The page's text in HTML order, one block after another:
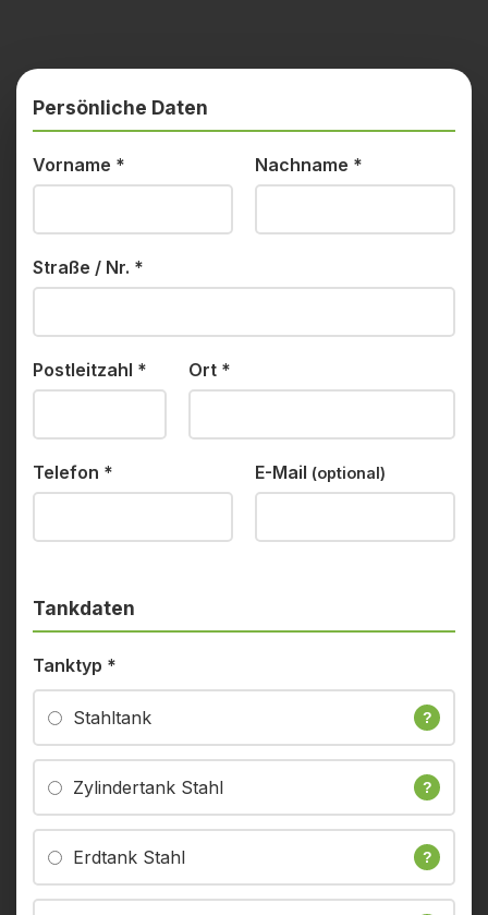
Persönliche Daten
Vorname * Nachname *
Straße / Nr. *
Postleitzahl * Ort *
Telefon * E-Mail (optional)
Tankdaten
Tanktyp *
Stahltank ?
Zylindertank Stahl ?
Erdtank Stahl ?